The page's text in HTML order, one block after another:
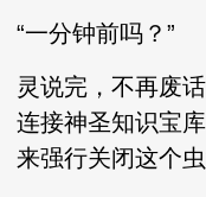
“一分钟前吗？”
灵说完，不再废
连接神圣知识宝
来强行关闭这个